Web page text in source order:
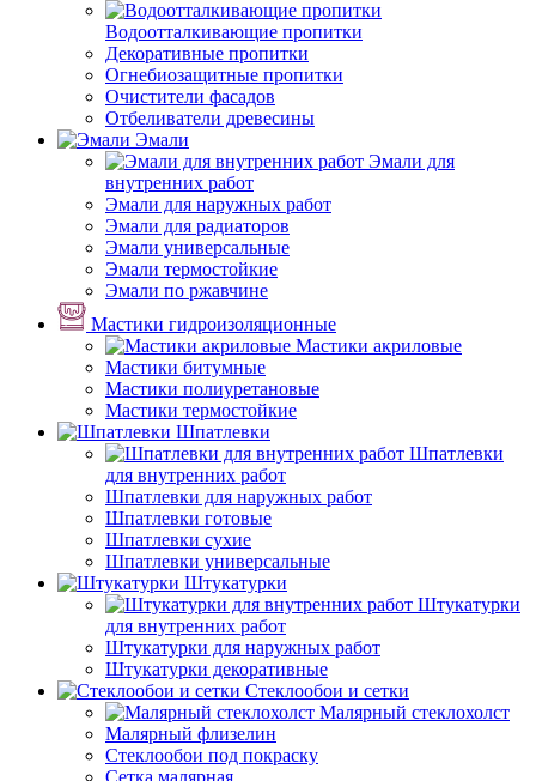
Водоотталкивающие пропитки
Декоративные пропитки
Огнебиозащитные пропитки
Очистители фасадов
Отбеливатели древесины
Эмали
Эмали для
внутренних работ
Эмали для наружных работ
Эмали для радиаторов
Эмали универсальные
Эмали термостойкие
Эмали по ржавчине
Мастики гидроизоляционные
Мастики акриловые
Мастики битумные
Мастики полиуретановые
Мастики термостойкие
Шпатлевки
Шпатлевки
для внутренних работ
Шпатлевки для наружных работ
Шпатлевки готовые
Шпатлевки сухие
Шпатлевки универсальные
Штукатурки
Штукатурки
для внутренних работ
Штукатурки для наружных работ
Штукатурки декоративные
Стеклообои и сетки
Малярный стеклохолст
Малярный флизелин
Стеклообои под покраску
Сетка малярная